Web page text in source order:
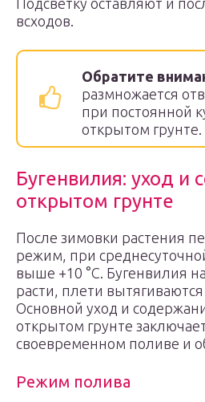
Подсветку оставляют и
всходов.
Обратите
размножается
при постоянной
открытом грунте.
Бугенвилия: уход и
открытом грунте
После зимовки растения
режим, при
выше +10 °C. Бугенвилия
расти, плети
Основной уход и
открытом грунте
своевременном поливе и
Режим полива